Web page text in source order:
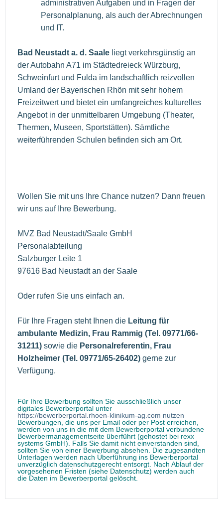
administrativen Aufgaben und in Fragen der
Personalplanung, als auch der Abrechnungen
und IT.
Bad Neustadt a. d. Saale liegt verkehrsgünstig an
der Autobahn A71 im Städtedreieck Würzburg,
Schweinfurt und Fulda im landschaftlich reizvollen
Umland der Bayerischen Rhön mit sehr hohem
Freizeitwert und bietet ein umfangreiches kulturelles
Angebot in der unmittelbaren Umgebung (Theater,
Thermen, Museen, Sportstätten). Sämtliche
weiterführenden Schulen befinden sich am Ort.
Wollen Sie mit uns Ihre Chance nutzen? Dann freuen
wir uns auf Ihre Bewerbung.
MVZ Bad Neustadt/Saale GmbH
Personalabteilung
Salzburger Leite 1
97616 Bad Neustadt an der Saale
Oder rufen Sie uns einfach an.
Für Ihre Fragen steht Ihnen die Leitung für
ambulante Medizin, Frau Rammig (Tel. 09771/66-
31211) sowie die Personalreferentin, Frau
Holzheimer (Tel. 09771/65-26402) gerne zur
Verfügung.
Für Ihre Bewerbung sollten Sie ausschließlich unser
digitales Bewerberportal unter
https://bewerberportal.rhoen-klinikum-ag.com nutzen
Bewerbungen, die uns per Email oder per Post erreichen,
werden von uns in die mit dem Bewerberportal verbundene
Bewerbermanagementseite überführt (gehostet bei rexx
systems GmbH). Falls Sie damit nicht einverstanden sind,
sollten Sie von einer Bewerbung absehen. Die zugesandten
Unterlagen werden nach Überführung ins Bewerberportal
unverzüglich datenschutzgerecht entsorgt. Nach Ablauf der
vorgesehenen Fristen (siehe Datenschutz) werden auch
die Daten im Bewerberportal gelöscht.